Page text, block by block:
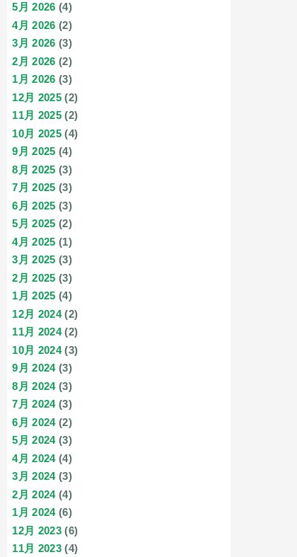
5月 2026 (4)
4月 2026 (2)
3月 2026 (3)
2月 2026 (2)
1月 2026 (3)
12月 2025 (2)
11月 2025 (2)
10月 2025 (4)
9月 2025 (4)
8月 2025 (3)
7月 2025 (3)
6月 2025 (3)
5月 2025 (2)
4月 2025 (1)
3月 2025 (3)
2月 2025 (3)
1月 2025 (4)
12月 2024(2)
11月 2024(2)
10月 2024(3)
9月 2024(3)
8月 2024(3)
7月 2024(3)
6月 2024(2)
5月 2024(3)
4月 2024(4)
3月 2024(3)
2月 2024(4)
1月 2024(6)
12月 2023 (6)
11月 2023 (4)